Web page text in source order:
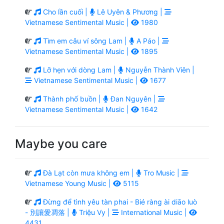
Cho lần cuối |
Lê Uyên & Phương |
Vietnamese Sentimental Music |
1980
Tìm em câu ví sông Lam |
A Páo |
Vietnamese Sentimental Music |
1895
Lỡ hẹn với dòng Lam |
Nguyễn Thành Viên |
Vietnamese Sentimental Music |
1677
Thành phố buồn |
Đan Nguyên |
Vietnamese Sentimental Music |
1642
Maybe you care
Đà Lạt còn mưa không em |
Tro Music |
Vietnamese Young Music |
5115
Đừng để tình yêu tàn phai - Bié ràng ài diāo luò
- 別讓愛凋落 |
Triệu Vy |
International Music |